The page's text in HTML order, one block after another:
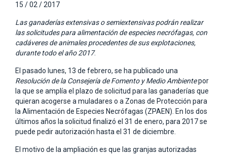
15 / 02 / 2017
Las ganaderías extensivas o semiextensivas podrán realizar
las solicitudes para alimentación de especies necrófagas, con
cadáveres de animales procedentes de sus explotaciones,
durante todo el año 2017.
El pasado lunes, 13 de febrero, se ha publicado una
Resolución de la Consejería de Fomento y Medio Ambientepor
la que se amplía el plazo de solicitud para las ganaderías que
quieran acogerse a muladares o a Zonas de Protección para
la Alimentación de Especies Necrófagas (ZPAEN). En los dos
últimos años la solicitud finalizó el 31 de enero, para 2017 se
puede pedir autorización hasta el 31 de diciembre.
El motivo de la ampliación es que las granjas autorizadas